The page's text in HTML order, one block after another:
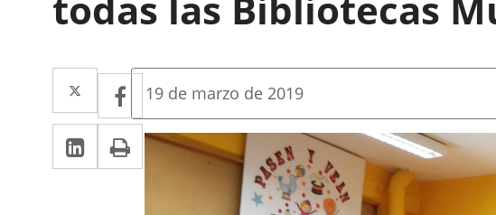
Twitter
Enlace
a
una
aplicación
Facebook
Enlace
a
una
aplicación
Linkedin
Enlace
a
Print
Fecha
la
noticia
19 de marzo de 2019